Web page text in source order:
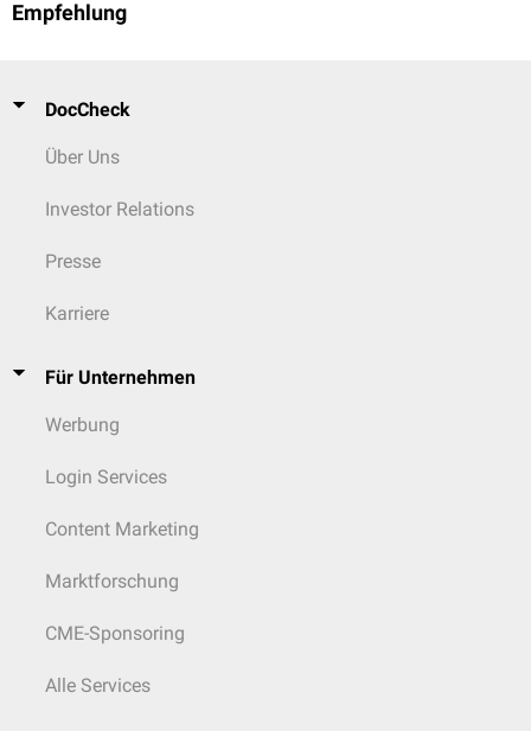
Empfehlung
DocCheck
Über Uns
Investor Relations
Presse
Karriere
Für Unternehmen
Werbung
Login Services
Content Marketing
Marktforschung
CME-Sponsoring
Alle Services